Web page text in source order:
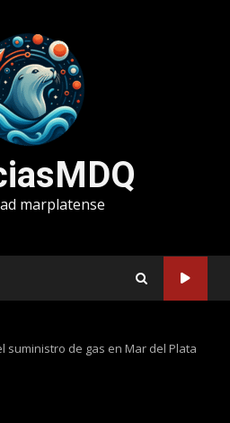
marplatense
suministro de gas en Mar del Plata